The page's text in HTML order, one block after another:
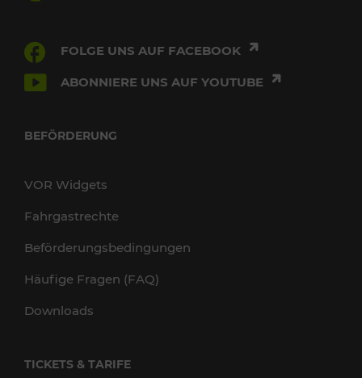
FOLGE UNS AUF FACEBOOK
ABONNIERE UNS AUF YOUTUBE
BEFÖRDERUNG
VOR Widgets
Fahrgastrechte
Beförderungsbedingungen
Häufige Fragen (FAQ)
Downloads
TICKETS & TARIFE